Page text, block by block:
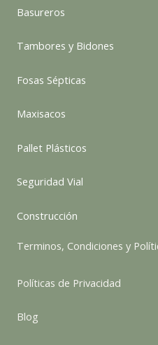
Basureros
Tambores y Bidones
Fosas Sépticas
Maxisacos
Pallet Plásticos
Seguridad Vial
Construcción
Terminos, Condiciones y
Políticas de Privacidad
Blog